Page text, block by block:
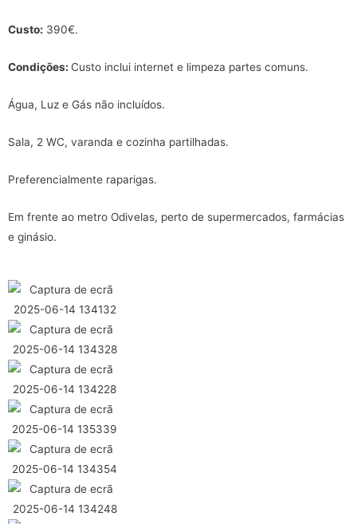
Custo: 390€.
Condições: Custo inclui internet e limpeza partes comuns.
Água, Luz e Gás não incluídos.
Sala, 2 WC, varanda e cozinha partilhadas.
Preferencialmente raparigas.
Em frente ao metro Odivelas, perto de supermercados, farmácias
e ginásio.